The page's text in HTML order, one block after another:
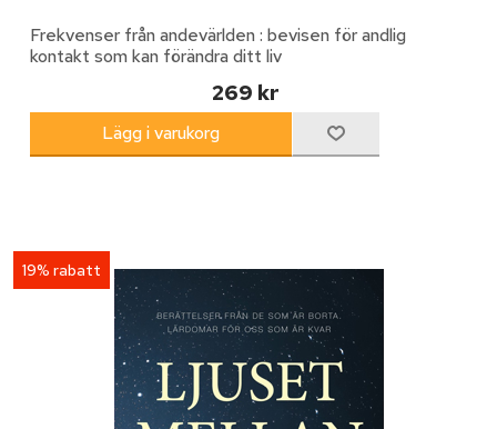
Frekvenser från andevärlden : bevisen för andlig
kontakt som kan förändra ditt liv
269 kr
19% rabatt